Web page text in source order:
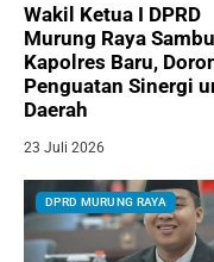
Wakil Ketua I DPRD
Murung Raya
Kapolres Baru,
Penguatan Sinergi
Daerah
23 Juli 2026
DPRD MURUNG RAYA